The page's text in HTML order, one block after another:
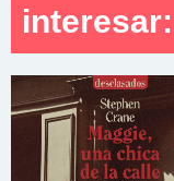
interesar: